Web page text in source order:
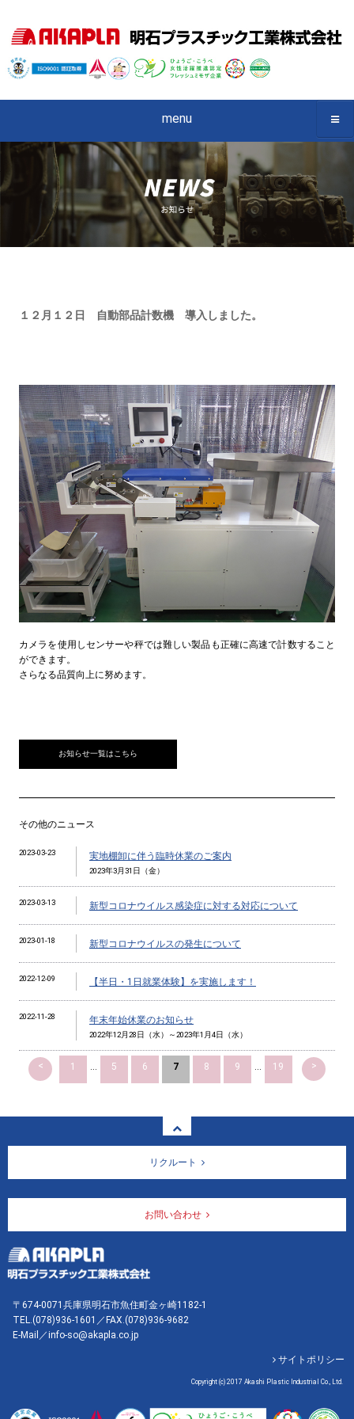
menu
１２月１２日 自動部品計数機 導入しました。
カメラを使用しセンサーや秤では難しい製品も正確に高速で計数すること
ができます。
さらなる品質向上に努めます。
お知らせ一覧はこちら
その他のニュース
2023-03-23 実地棚卸に伴う臨時休業のご案内
2023年3月31日（金）
2023-03-13 新型コロナウイルス感染症に対する対応について
2023-01-18 新型コロナウイルスの発生について
2022-12-09 【半日・1日就業体験】を実施します！
2022-11-28 年末年始休業のお知らせ
2022年12月28日（水）～2023年1月4日（水）
< 1 5 6 7 8 9 19 >
リクルート
お問い合わせ
〒674-0071兵庫県明石市魚住町金ヶ崎1182-1
TEL.(078)936-1601 ／FAX.(078)936-9682
E-Mail／info-so@akapla.co.jp
サイトポリシー
Copyright (c) 2017 Akashi Plastic Industrial Co., Ltd.